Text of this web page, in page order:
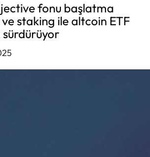
fonu başlatma
staking ile altcoin ETF